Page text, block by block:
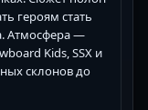
героям стать
Атмосфера —
Kids, SSX и
склонов до